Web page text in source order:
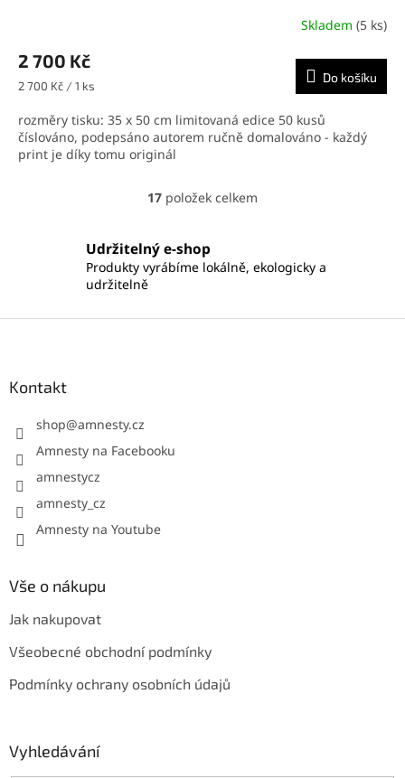
R
M
A
Skladem (5 ks)
2 700 Kč
Měrná
2 700 Kč / 1 ks
Do košíku
rozměry tisku: 35 x 50 cm limitovaná edice 50 kusů
číslováno, podepsáno autorem ručně domalováno - každý
print je díky tomu originál
O
á
d
í
17 položek celkem
Udržitelný e-shop
Produkty vyrábíme lokálně, ekologicky a
udržitelně
Kontakt
shop@amnesty.cz
Amnesty na Facebooku
amnestycz
amnesty_cz
Amnesty na Youtube
Vše o nákupu
Jak nakupovat
Všeobecné obchodní podmínky
Podmínky ochrany osobních údajů
Vyhledávání